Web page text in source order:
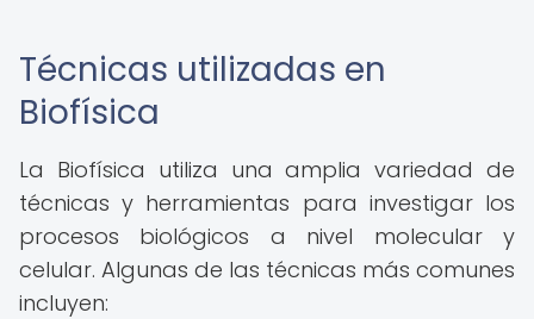
Técnicas utilizadas en
Biofísica
La Biofísica utiliza una amplia variedad de
técnicas y herramientas para investigar los
procesos biológicos a nivel molecular y
celular. Algunas de las técnicas más comunes
incluyen: